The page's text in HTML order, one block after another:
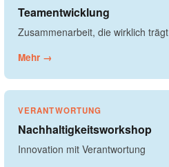
Teamentwicklung
Zusammenarbeit, die wirklich trägt
Mehr →
VERANTWORTUNG
Nachhaltigkeitsworkshop
Innovation mit Verantwortung